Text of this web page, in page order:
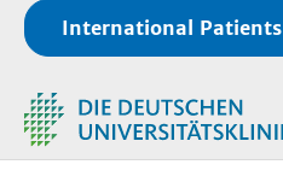
International Patients